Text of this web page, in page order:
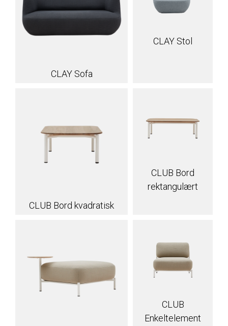
CLAY Sofa
CLAY Stol
CLUB Bord kvadratisk
CLUB Bord
rektangulært
CLUB
Enkeltelement